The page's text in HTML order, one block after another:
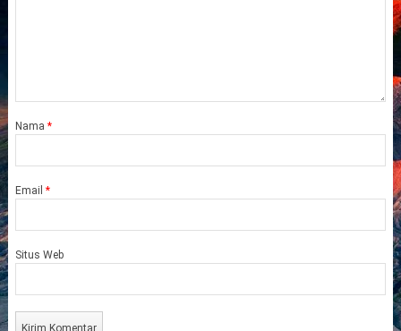
Nama *
Email *
Situs Web